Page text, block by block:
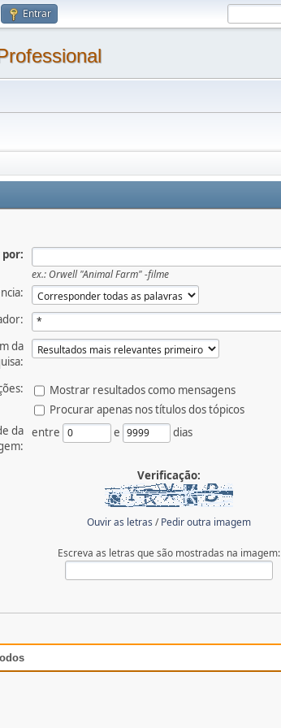
Entrar
ex.: Orwell "Animal Farm" -filme
da
Mostrar resultados como mensagens
Procurar apenas nos títulos dos tópicos
da entre e dias
Verificação:
Ouvir as letras /Pedir outra imagem
Escreva as letras que são mostradas na imagem: